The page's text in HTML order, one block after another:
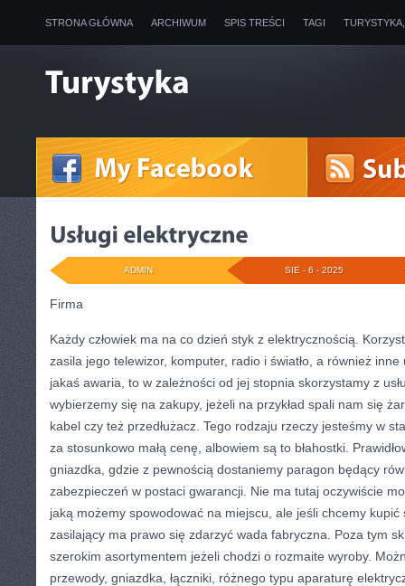
STRONA GŁÓWNA ARCHIWUM SPIS TREŚCI TAGI
SIE - 6 - 2025
ADMIN
Firma
Każdy człowiek ma na co dzień styk z elektrycznością.
zasila jego telewizor, komputer, radio i światło, a również
jakaś awaria, to w zależności od jej stopnia skorzystamy z
wybierzemy się na zakupy, jeżeli na przykład spali nam się
kabel czy też przedłużacz. Tego rodzaju rzeczy jesteśmy w
za stosunkowo małą cenę, albowiem są to błahostki.
gniazdka, gdzie z pewnością dostaniemy paragon będący
zabezpieczeń w postaci gwarancji. Nie ma tutaj oczywiście
jaką możemy spowodować na miejscu, ale jeśli chcemy
zasilający ma prawo się zdarzyć wada fabryczna. Poza tym
szerokim asortymentem jeżeli chodzi o rozmaite wyroby.
przewody, gniazdka, łączniki, różnego typu aparaturę